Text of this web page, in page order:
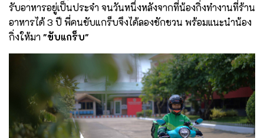
รับอาหารอยู่เป็นประจำ จนวันหนึ่งหลังจากที่น้องกิ่งทำงานที่ร้าน
อาหารได้ 3 ปี พี่คนขับแกร็บจึงได้ลองชักชวน พร้อมแนะนำน้อง
กิ่งให้มา"ขับแกร็บ"